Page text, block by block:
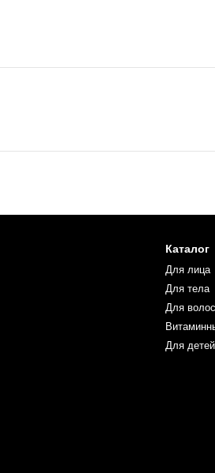
Каталог
Для лица
Для тела
Для волос
Для детей